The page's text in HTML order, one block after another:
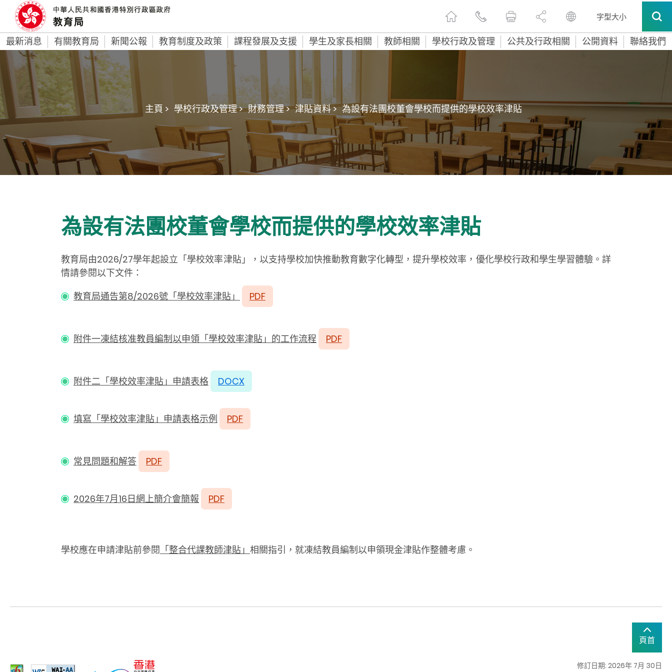
字型大小
最新消息 有關教育局 新聞公報 教育制度及政策 課程發展及支援 學生及家長相關 教師相關 學校行政及管理 公共及行政相關 公開資料 聯絡我們
主頁 > 學校行政及管理 > 財務管理 > 津貼資料 > 為設有法團校董會學校而提供的學校效率津貼
為設有法團校董會學校而提供的學校效率津貼
教育局由2026/27學年起設立「學校效率津貼」，以支持學校加快推動教育數字化轉型，提升學校效率，優化學校行政和學生學習體驗。詳
情請參閱以下文件：
教育局通告第8/2026號「學校效率津貼」
PDF
附件一凍結核准教員編制以申領「學校效率津貼」的工作流程 PDF
附件二「學校效率津貼」申請表格 DOCX
填寫「學校效率津貼」申請表格示例 PDF
常見問題和解答 PDF
2026年7月16日網上簡介會簡報 PDF
學校應在申請津貼前參閱 「整合代課教師津貼」 相關指引，就凍結教員編制以申領現金津貼作整體考慮。
頁首
修訂日期: 2026年 7月 30日